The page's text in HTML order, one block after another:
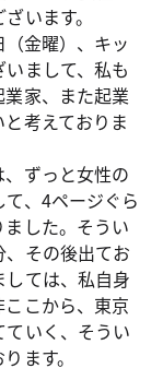
います。
金曜）、キッ
まして、私も
家、また起業
考えておりま
ずっと女性の
、4ページぐら
した。そうい
その後出てお
ては、私自身
こから、東京
いく、そうい
ます。